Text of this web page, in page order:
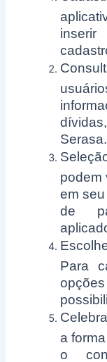
Serasa.
podem
em
de
Para
a
o